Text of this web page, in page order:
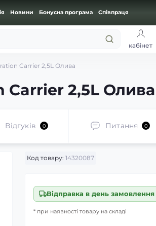
Новини Бонусна програма Співпраця
кабінет
Carrier 2,5L Олива
Carrier 2,5L Олива
Відгуків 0 Питання 0
Код товару: 14320087
Відправка в день замовлення
* при наявності товару на складі